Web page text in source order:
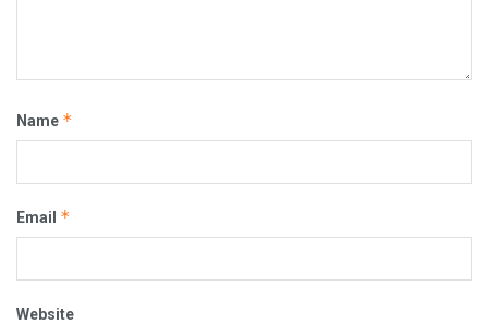
Name *
Email *
Website